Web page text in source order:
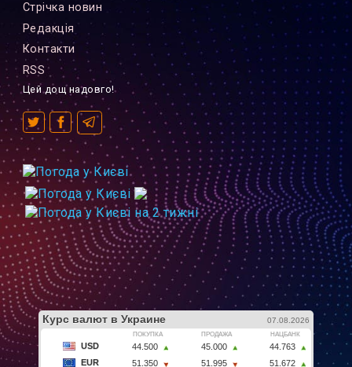
Стрiчка новин
Редакцiя
Контакти
RSS
Цей дощ надовго!